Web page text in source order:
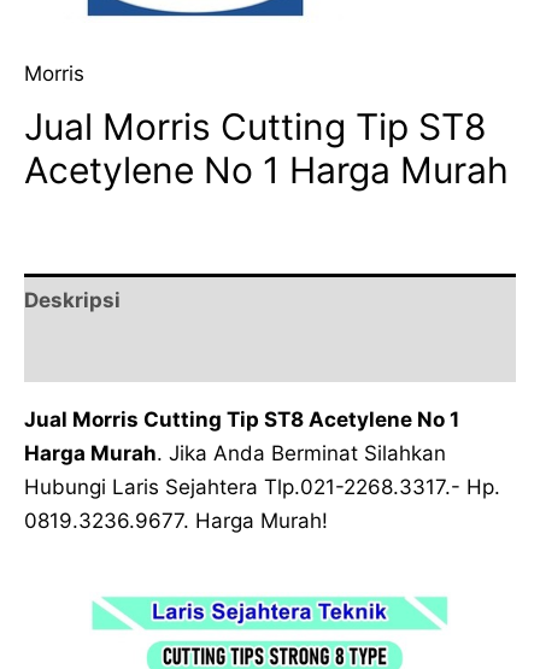
Morris
Jual Morris Cutting Tip ST8
Acetylene No 1 Harga Murah
Deskripsi
Jual Morris Cutting Tip ST8 Acetylene No 1
Harga Murah. Jika Anda Berminat Silahkan
Hubungi Laris Sejahtera Tlp.021-2268.3317.- Hp.
0819.3236.9677. Harga Murah!